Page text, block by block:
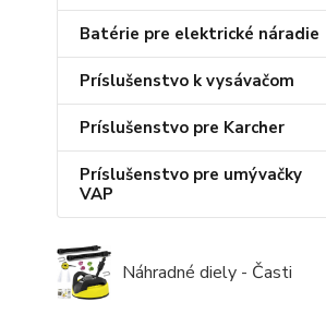
Batérie pre elektrické náradie
Príslušenstvo k vysávačom
Príslušenstvo pre Karcher
Príslušenstvo pre umývačky
VAP
Náhradné diely - Časti